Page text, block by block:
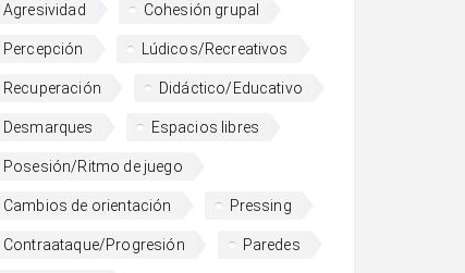
Agresividad Cohesión grupal
Percepción Lúdicos/Recreativos
Recuperación Didáctico/Educativo
Desmarques Espacios libres
Posesión/Ritmo de juego
Cambios de orientación Pressing
Contraataque/Progresión Paredes